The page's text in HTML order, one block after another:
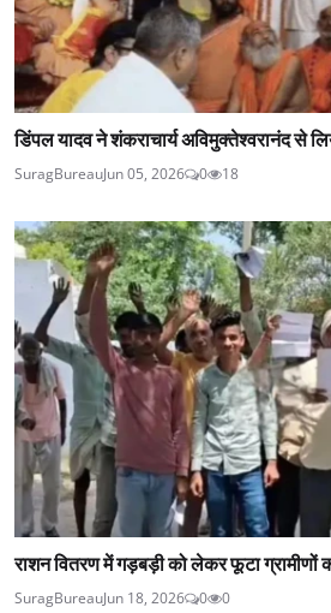
डिंपल यादव ने शंकराचार्य अविमुक्तेश्वरानंद से
SuragBureauJun 05, 2026 0 18
राशन वितरण में गड़बड़ी को लेकर फूटा
SuragBureauJun 18, 2026 0 0